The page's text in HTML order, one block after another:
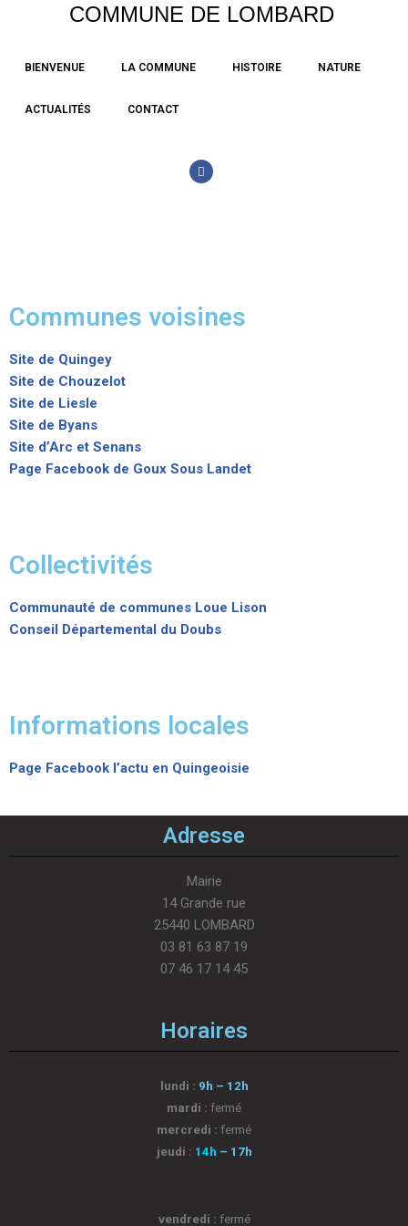
au
COMMUNE DE LOMBARD
BIENVENUE LA COMMUNE HISTOIRE NATURE
ACTUALITÉS CONTACT
Communes voisines
Site de Quingey
Site de Chouzelot
Site de Liesle
Site de Byans
Site d’Arc et Senans
Page Facebook de Goux Sous Landet
Collectivités
Communauté de communes Loue Lison
Conseil Départemental du Doubs
Informations locales
Page Facebook l’actu en Quingeoisie
Adresse
Mairie
14 Grande rue
25440 LOMBARD
03 81 63 87 19
07 46 17 14 45
Horaires
lundi : 9h – 12h
mardi : fermé
mercredi : fermé
jeudi : 14h – 17h
vendredi : fermé